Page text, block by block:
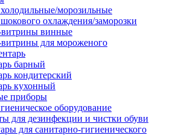
морозильные
охлаждения/заморозки
винные
для мороженого
барный
кондитерский
кухонный
приборы
оборудование
для дезинфекции и чистки обуви
для санитарно-гигиенического